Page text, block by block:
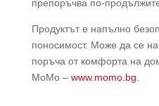
препоръчва по-
Продуктът е напълно
поносимост. Може да се
поръча от комфорта на
МоМо – www.momo.bg